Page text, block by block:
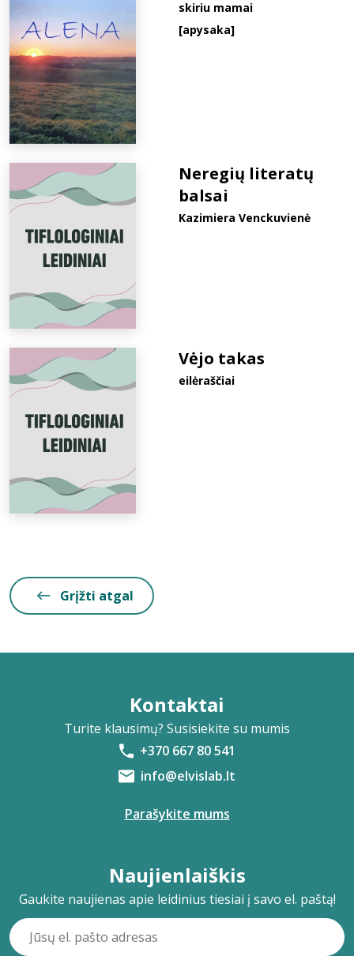
skiriu mamai
[apysaka]
Neregių literatų
balsai
Kazimiera Venckuvienė
Vėjo takas
eilėraščiai
Grįžti atgal
Kontaktai
Turite klausimų? Susisiekite su mumis
+370 667 80 541
info@elvislab.lt
Parašykite mums
Naujienlaiškis
Gaukite naujienas apie leidinius tiesiai į savo el. paštą!